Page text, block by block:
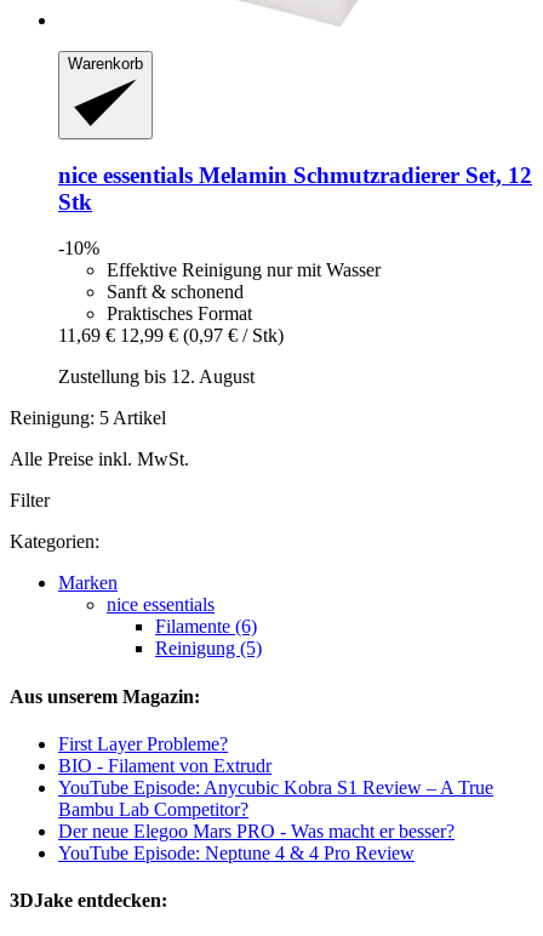
Warenkorb
nice essentials Melamin Schmutzradierer Set, 12
Stk
-10%
Effektive Reinigung nur mit Wasser
Sanft & schonend
Praktisches Format
11,69 € 12,99 € (0,97 € / Stk)
Zustellung bis 12. August
Reinigung: 5 Artikel
Alle Preise inkl. MwSt.
Filter
Kategorien:
Marken
nice essentials
Filamente (6)
Reinigung (5)
Aus unserem Magazin:
First Layer Probleme?
BIO - Filament von Extrudr
YouTube Episode: Anycubic Kobra S1 Review – A True
Bambu Lab Competitor?
Der neue Elegoo Mars PRO - Was macht er besser?
YouTube Episode: Neptune 4 & 4 Pro Review
3DJake entdecken: